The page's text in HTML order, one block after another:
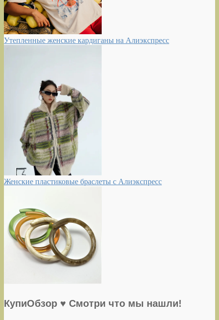
Утепленные женские кардиганы на Алиэкспресс
Женские пластиковые браслеты с Алиэкспресс
КупиОбзор ♥ Смотри что мы нашли!